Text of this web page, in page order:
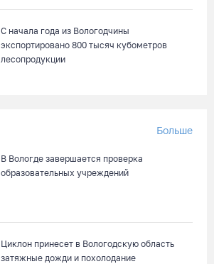
С начала года из Вологодчины
экспортировано 800 тысяч кубометров
лесопродукции
Больше
В Вологде завершается проверка
образовательных учреждений
Циклон принесет в Вологодскую область
затяжные дожди и похолодание